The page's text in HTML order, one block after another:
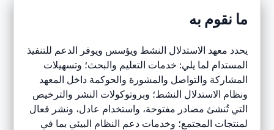
ما نقوم به
يحدد معهد الاستدلال النشط ويؤسس ويوفر الدعم للتنفيذ
المستدام لما يلي: خدمات التعليم والبحث؛ وتسهيلات
المشاركة والتواصل والمشورة والحوكمة داخل المعهد
ونظام الاستدلال النشط؛ وبروتوكولات النشر والترخيص
التي تُنشئ مصادر مفتوحة، واستخدام عادل، ونشر فعال
لمنتجات المجتمع؛ وخدمات دعم النظام البيئي بما في